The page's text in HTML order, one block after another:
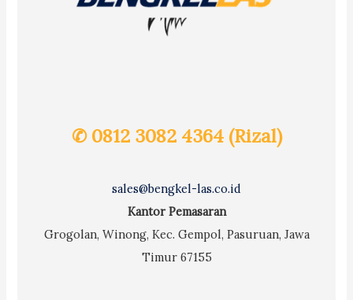
✆ 0812 3082 4364 (Rizal)
sales@bengkel-las.co.id
Kantor Pemasaran
Grogolan, Winong, Kec. Gempol, Pasuruan, Jawa
Timur 67155